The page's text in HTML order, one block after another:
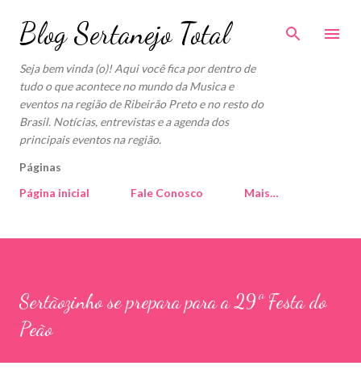
Pular para o conteúdo principal
Blog Sertanejo Total
Seja bem vinda (o)! Aqui você fica por dentro de
tudo o que acontece no mundo da Musica e
eventos na região de Ribeirão Preto e no resto do
Brasil. Notícias, entrevistas e a agenda dos
principais eventos na região.
Páginas
Página inicial
Fale Conosco Mais…
Sertãozinho se prepara para a 29ª Festa do
Peão